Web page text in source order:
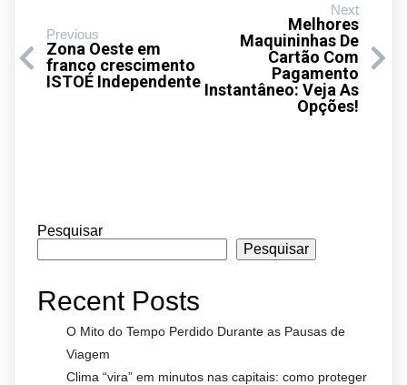
Previous
Zona Oeste em
franco crescimento
ISTOÉ Independente
Next
Melhores
Maquininhas De
Cartão Com
Pagamento
Instantâneo: Veja As
Opções!
Pesquisar
Pesquisar
Recent Posts
O Mito do Tempo Perdido Durante as Pausas de
Viagem
Clima “vira” em minutos nas capitais: como proteger